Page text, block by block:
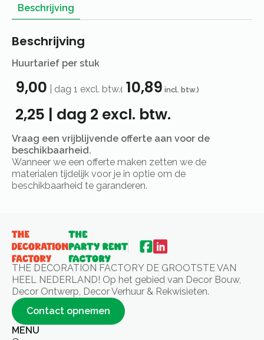
Beschrijving
Beschrijving
Huurtarief per stuk
9,00 dag 1 excl. btw.( 10,89 incl. btw.)
2,25 | dag 2 excl. btw.
Vraag een vrijblijvende offerte aan voor de
beschikbaarheid.
Wanneer we een offerte maken zetten we de
materialen tijdelijk voor je in optie om de
beschikbaarheid te garanderen.
THE DECORATION FACTORY DE GROOTSTE VAN
HEEL NEDERLAND! Op het gebied van Decor Bouw,
Decor Ontwerp, Decor Verhuur & Rekwisieten.
Contact opnemen
MENU